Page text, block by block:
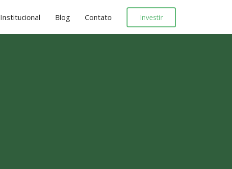
Institucional Blog Contato Investir